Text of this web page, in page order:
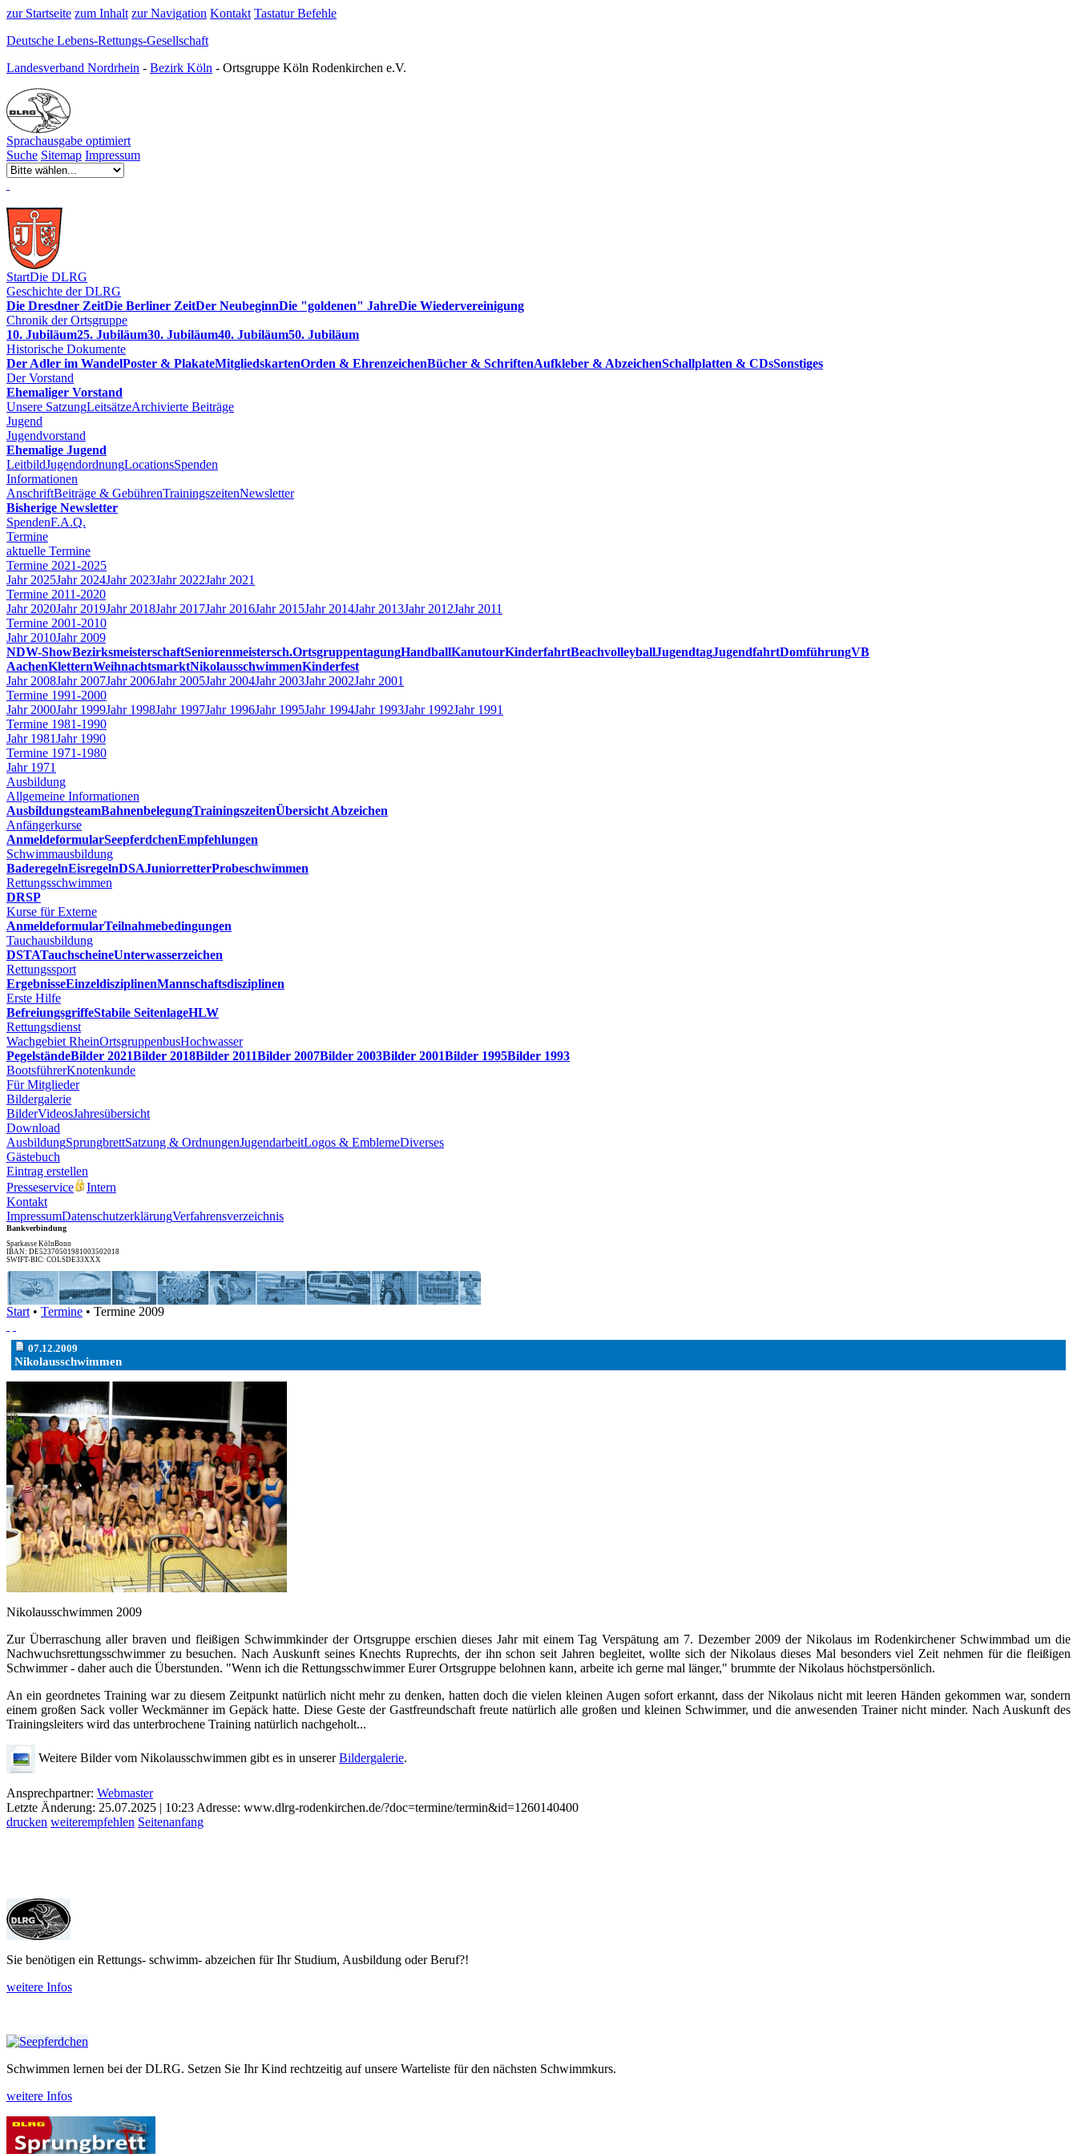
zur Startseite zum Inhalt zur Navigation Kontakt Tastatur Befehle
Deutsche Lebens-Rettungs-Gesellschaft
Landesverband Nordrhein - Bezirk Köln - Ortsgruppe Köln Rodenkirchen e.V.
Sprachausgabe optimiert
Suche Sitemap Impressum
StartDie DLRG
Geschichte der DLRG
Die Dresdner ZeitDie Berliner ZeitDer NeubeginnDie "goldenen" JahreDie Wiedervereinigung
Chronik der Ortsgruppe
10. Jubiläum25. Jubiläum30. Jubiläum40. Jubiläum50. Jubiläum
Historische Dokumente
Der Adler im WandelPoster & PlakateMitgliedskartenOrden & EhrenzeichenBücher & SchriftenAufkleber & AbzeichenSchallplatten & CDsSonstiges
Der Vorstand
Ehemaliger Vorstand
Unsere SatzungLeitsätzeArchivierte Beiträge
Jugend
Jugendvorstand
Ehemalige Jugend
LeitbildJugendordnungLocationsSpenden
Informationen
AnschriftBeiträge & GebührenTrainingszeitenNewsletter
Bisherige Newsletter
SpendenF.A.Q.
Termine
aktuelle Termine
Termine 2021-2025
Jahr 2025Jahr 2024Jahr 2023Jahr 2022Jahr 2021
Termine 2011-2020
Jahr 2020Jahr 2019Jahr 2018Jahr 2017Jahr 2016Jahr 2015Jahr 2014Jahr 2013Jahr 2012Jahr 2011
Termine 2001-2010
Jahr 2010Jahr 2009
NDW-ShowBezirksmeisterschaftSeniorenmeistersch.OrtsgruppentagungHandballKanutourKinderfahrtBeachvolleyballJugendtagJugendfahrtDomführungVB
AachenKletternWeihnachtsmarktNikolausschwimmenKinderfest
Jahr 2008Jahr 2007Jahr 2006Jahr 2005Jahr 2004Jahr 2003Jahr 2002Jahr 2001
Termine 1991-2000
Jahr 2000Jahr 1999Jahr 1998Jahr 1997Jahr 1996Jahr 1995Jahr 1994Jahr 1993Jahr 1992Jahr 1991
Termine 1981-1990
Jahr 1981Jahr 1990
Termine 1971-1980
Jahr 1971
Ausbildung
Allgemeine Informationen
AusbildungsteamBahnenbelegungTrainingszeitenÜbersicht Abzeichen
Anfängerkurse
AnmeldeformularSeepferdchenEmpfehlungen
Schwimmausbildung
BaderegelnEisregelnDSAJuniorretterProbeschwimmen
Rettungsschwimmen
DRSP
Kurse für Externe
AnmeldeformularTeilnahmebedingungen
Tauchausbildung
DSTATauchscheineUnterwasserzeichen
Rettungssport
ErgebnisseEinzeldisziplinenMannschaftsdisziplinen
Erste Hilfe
BefreiungsgriffeStabile SeitenlageHLW
Rettungsdienst
Wachgebiet RheinOrtsgruppenbusHochwasser
PegelständeBilder 2021Bilder 2018Bilder 2011Bilder 2007Bilder 2003Bilder 2001Bilder 1995Bilder 1993
BootsführerKnotenkunde
Für Mitglieder
Bildergalerie
BilderVideosJahresübersicht
Download
AusbildungSprungbrettSatzung & OrdnungenJugendarbeitLogos & EmblemeDiverses
Gästebuch
Eintrag erstellen
Presseservice
Intern
Kontakt
ImpressumDatenschutzerklärungVerfahrensverzeichnis
Bankverbindung
Sparkasse KölnBonn
IBAN: DE52370501981003502018
SWIFT-BIC: COLSDE33XXX
Start • Termine • Termine 2009
07.12.2009
Nikolausschwimmen
Nikolausschwimmen 2009
Zur Überraschung aller braven und fleißigen Schwimmkinder der Ortsgruppe erschien dieses Jahr mit einem Tag Verspätung am 7. Dezember 2009 der Nikolaus im Rodenkirchener Schwimmbad um die
Nachwuchsrettungsschwimmer zu besuchen. Nach Auskunft seines Knechts Ruprechts, der ihn schon seit Jahren begleitet, wollte sich der Nikolaus dieses Mal besonders viel Zeit nehmen für die fleißigen
Schwimmer - daher auch die Überstunden. "Wenn ich die Rettungsschwimmer Eurer Ortsgruppe belohnen kann, arbeite ich gerne mal länger," brummte der Nikolaus höchstpersönlich.
An ein geordnetes Training war zu diesem Zeitpunkt natürlich nicht mehr zu denken, hatten doch die vielen kleinen Augen sofort erkannt, dass der Nikolaus nicht mit leeren Händen gekommen war, sondern
einem großen Sack voller Weckmänner im Gepäck hatte. Diese Geste der Gastfreundschaft freute natürlich alle großen und kleinen Schwimmer, und die anwesenden Trainer nicht minder. Nach Auskunft des
Trainingsleiters wird das unterbrochene Training natürlich nachgeholt...
Weitere Bilder vom Nikolausschwimmen gibt es in unsererBildergalerie.
Ansprechpartner: Webmaster
Letzte Änderung: 25.07.2025 | 10:23 Adresse: www.dlrg-rodenkirchen.de/?doc=termine/termin&id=1260140400
drucken weiterempfehlen Seitenanfang
Sie benötigen ein Rettungs- schwimm- abzeichen für Ihr Studium, Aus­bildung oder Beruf?!
weitere Infos
Schwimmen lernen bei der DLRG. Setzen Sie Ihr Kind recht­zeitig auf unsere Warte­liste für den nächsten Schwimm­kurs.
weitere Infos